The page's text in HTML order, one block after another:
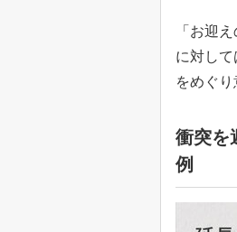
「お迎
に対し
をめぐ
衝突を
例